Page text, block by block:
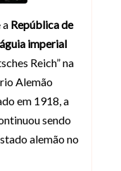
a República de
imperial
Reich” na
Alemão
em 1918, a
sendo
alemão no